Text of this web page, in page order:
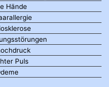
Hände
Puls